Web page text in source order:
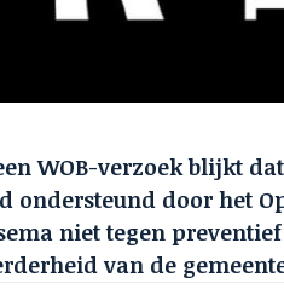
WOB-verzoek blijkt
ondersteund door het
niet tegen
van de